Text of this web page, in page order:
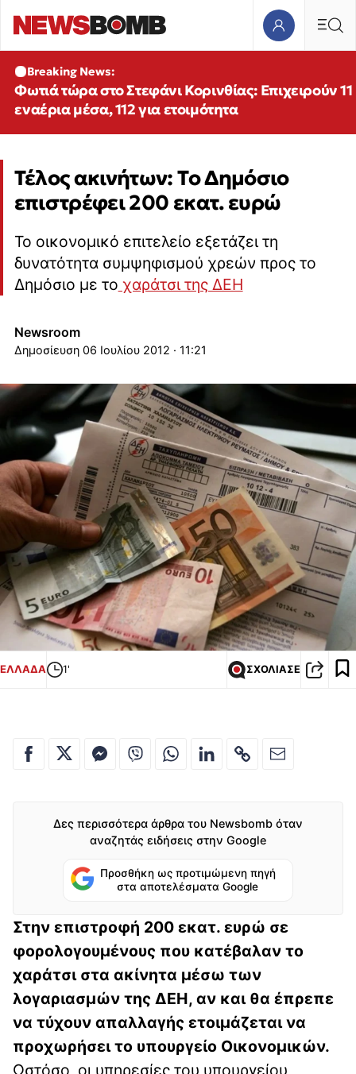
Breaking News:
Φωτιά τώρα στο Στεφάνι Κορινθίας: Επιχειρούν 11
εναέρια μέσα, 112 για ετοιμότητα
Τέλος ακινήτων: Το Δημόσιο
επιστρέφει 200 εκατ. ευρώ
Το οικονομικό επιτελείο εξετάζει τη
δυνατότητα συμψηφισμού χρεών προς το
Δημόσιο με το χαράτσι της ΔΕΗ
Newsroom
06 Ιουλίου 2012 · 11:21
ΕΛΛΑΔΑ 1' ΣΧΟΛΙΑΣΕ
Δες περισσότερα άρθρα του Newsbomb όταν
αναζητάς ειδήσεις στην Google
Προσθήκη ως προτιμώμενη πηγή
στα αποτελέσματα Google
Στην επιστροφή 200 εκατ. ευρώ σε
φορολογουμένους που κατέβαλαν το
χαράτσι στα ακίνητα μέσω των
λογαριασμών της ΔΕΗ, αν και θα έπρεπε
να τύχουν απαλλαγής ετοιμάζεται να
προχωρήσει το υπουργείο Οικονομικών.
Ωστόσο, οι υπηρεσίες του υπουργείου